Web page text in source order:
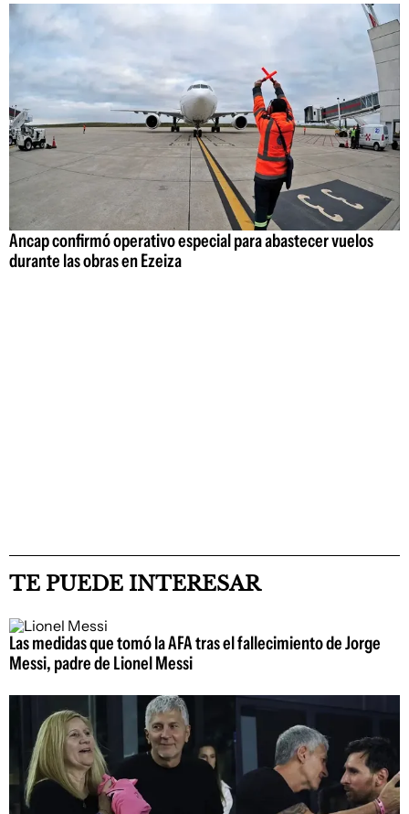
Ancap confirmó operativo especial para abastecer vuelos
durante las obras en Ezeiza
TE PUEDE INTERESAR
Las medidas que tomó la AFA tras el fallecimiento de Jorge
Messi, padre de Lionel Messi